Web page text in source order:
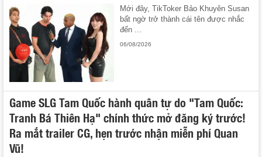
Mới đây, TikToker Bảo Khuyên Susan
bất ngờ trở thành cái tên được nhắc
đến ...
06/08/2026
Game SLG Tam Quốc hành quân tự do "Tam Quốc:
Tranh Bá Thiên Hạ" chính thức mở đăng ký trước!
Ra mắt trailer CG, hẹn trước nhận miễn phí Quan
Vũ!